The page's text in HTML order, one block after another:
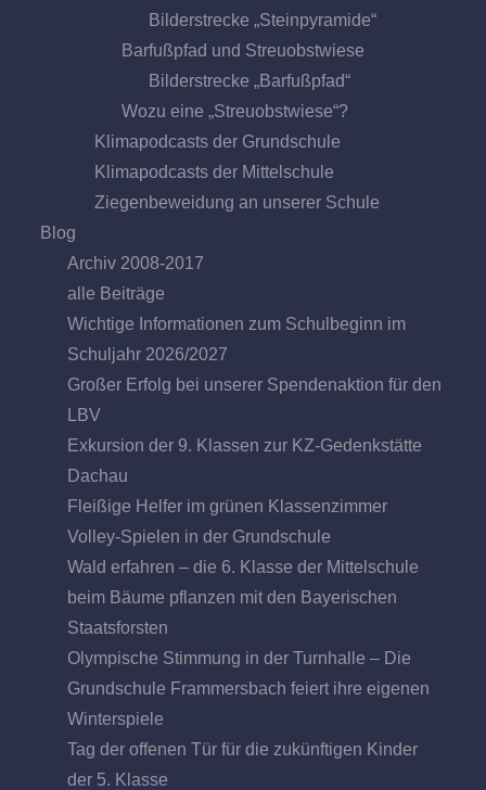
Bilderstrecke „Steinpyramide“
Barfußpfad und Streuobstwiese
Bilderstrecke „Barfußpfad“
Wozu eine „Streuobstwiese“?
Klimapodcasts der Grundschule
Klimapodcasts der Mittelschule
Ziegenbeweidung an unserer Schule
Blog
Archiv 2008-2017
alle Beiträge
Wichtige Informationen zum Schulbeginn im
Schuljahr 2026/2027
Großer Erfolg bei unserer Spendenaktion für den
LBV
Exkursion der 9. Klassen zur KZ-Gedenkstätte
Dachau
Fleißige Helfer im grünen Klassenzimmer
Volley-Spielen in der Grundschule
Wald erfahren – die 6. Klasse der Mittelschule
beim Bäume pflanzen mit den Bayerischen
Staatsforsten
Olympische Stimmung in der Turnhalle – Die
Grundschule Frammersbach feiert ihre eigenen
Winterspiele
Tag der offenen Tür für die zukünftigen Kinder
der 5. Klasse